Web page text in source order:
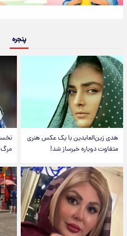
پنجره
هدی زین‌العابدین با یک عکس هنری
متفاوت دوباره خبرساز شد!